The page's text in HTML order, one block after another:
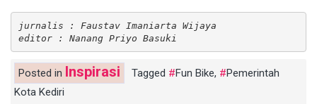
jurnalis : Faustav Imaniarta Wijaya
editor : Nanang Priyo Basuki
Posted in Inspirasi Tagged Fun Bike,
Pemerintah
Kota Kediri